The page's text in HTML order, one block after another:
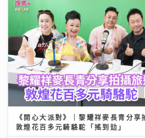
《開心大派對》｜黎耀祥麥長青分享
敦煌花百多元騎駱駝「搖到攰」